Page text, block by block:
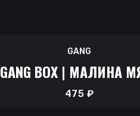
GANG
GANG BOX | МАЛИНА
475 ₽